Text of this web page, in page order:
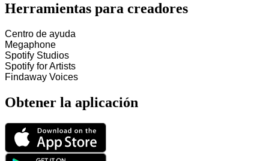
Herramientas para creadores
Centro de ayuda
Megaphone
Spotify Studios
Spotify for Artists
Findaway Voices
Obtener la aplicación